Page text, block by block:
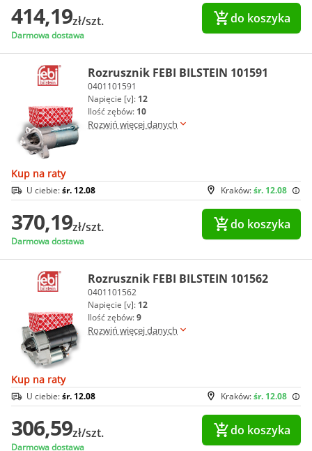
414,19zł/szt.
Darmowa dostawa
do koszyka
Rozrusznik FEBI BILSTEIN 101591
0401101591
Napięcie [v]: 12
Ilość zębów: 10
Rozwiń więcej danych
Kup na raty
Kraków:śr. 12.08
U ciebie:śr. 12.08
370,19zł/szt.
Darmowa dostawa
do koszyka
Rozrusznik FEBI BILSTEIN 101562
0401101562
Napięcie [v]: 12
Ilość zębów:9
Rozwiń więcej danych
Kup na raty
Kraków:śr. 12.08
U ciebie:śr. 12.08
306,59zł/szt.
Darmowa dostawa
do koszyka